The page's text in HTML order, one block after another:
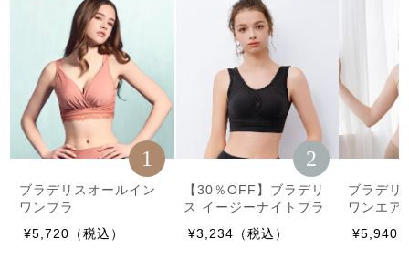
1
ブラデリスオールイン
ワンブラ
¥5,720（税込）
2
【30％OFF】ブラデリ
ス イージーナイトブラ
¥3,234（税込）
ブラデリ
ワンエア
¥5,940